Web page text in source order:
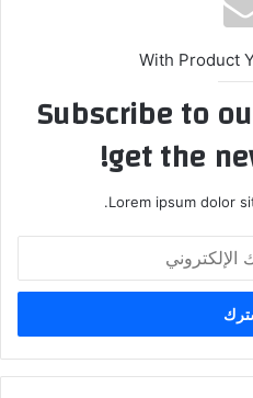
With Product
Subscribe to
get the
Lorem ipsum dolor